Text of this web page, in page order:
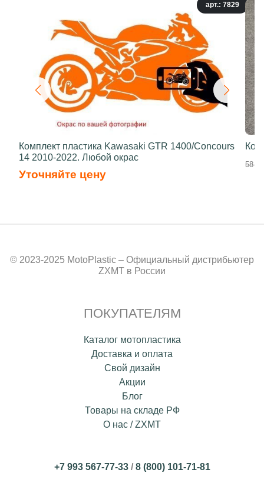
арт.: 7829
Комплект пластика Kawasaki GTR 1400/Concours
14 2010-2022. Любой окрас
Уточняйте цену
58
© 2023-2025 MotoPlastic – Официальный дистрибьютер
ZXMT в России
ПОКУПАТЕЛЯМ
Каталог мотопластика
Доставка и оплата
Свой дизайн
Акции
Блог
Товары на складе РФ
О нас / ZXMT
+7 993 567-77-33/8 (800) 101-71-81